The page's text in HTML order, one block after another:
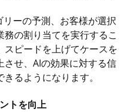
ーの予測、お客様が選択
の割り当てを実行するこ
ピードを上げてケースを
せ、AIの効果に対する信
るようになります。
トを向上